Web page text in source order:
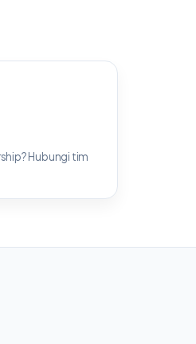
Hubungi tim